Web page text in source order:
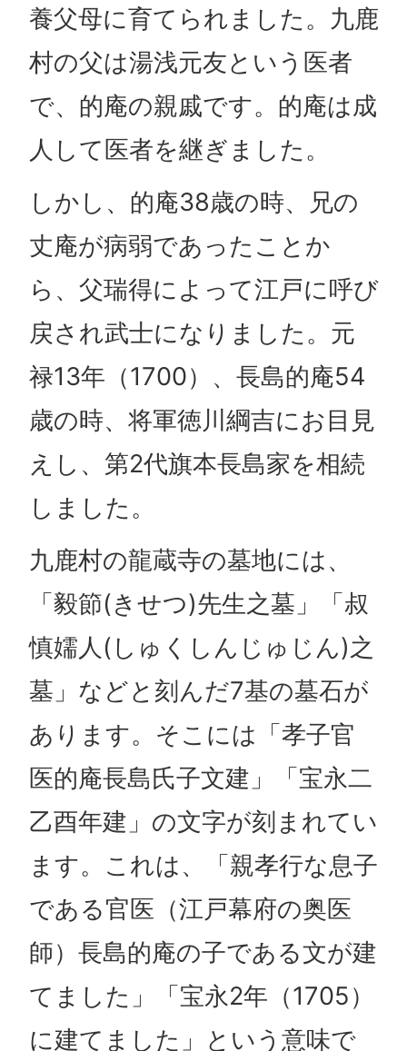
養父母に育てられました。九鹿
村の父は湯浅元友という医者
で、的庵の親戚です。的庵は成
人して医者を継ぎました。
しかし、的庵38歳の時、兄の
丈庵が病弱であったことか
ら、父瑞得によって江戸に呼び
戻され武士になりました。元
禄13年（1700）、長島的庵54
歳の時、将軍徳川綱吉にお目見
えし、第2代旗本長島家を相続
しました。
九鹿村の龍蔵寺の墓地には、
「毅節(きせつ)先生之墓」「叔
慎嬬人(しゅくしんじゅじん)之
墓」などと刻んだ7基の墓石が
あります。そこには「孝子官
医的庵長島氏子文建」「宝永二
乙酉年建」の文字が刻まれてい
ます。これは、「親孝行な息子
である官医（江戸幕府の奥医
師）長島的庵の子である文が建
てました」「宝永2年（1705）
に建てました」という意味で